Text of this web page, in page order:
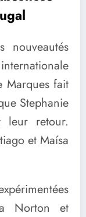
nouveautés
Marques fait
Stephanie
leur retour.
et Maísa
Norton et